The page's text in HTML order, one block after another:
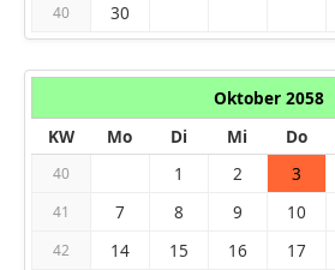
40 30
Oktober 2058
KW
Mo Di Mi Do
40 1 2 3
41 7 8 9 10
42 14 15 16 17